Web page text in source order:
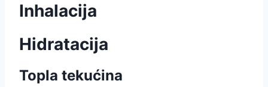
Inhalacija
Hidratacija
Topla tekućina